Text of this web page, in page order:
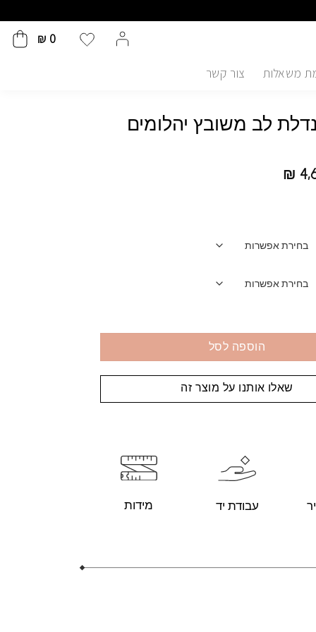
₪ 0
משאלות צור קשר
לב משובץ יהלומים
₪
הוספה לסל
שאלו אותנו על מוצר זה
עבודת יד מידות